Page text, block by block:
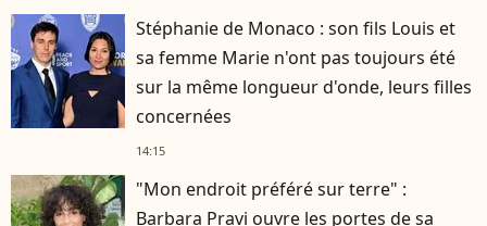
Stéphanie de Monaco : son fils Louis et
sa femme Marie n'ont pas toujours été
sur la même longueur d'onde, leurs filles
concernées
14:15
"Mon endroit préféré sur terre" :
Barbara Pravi ouvre les portes de sa